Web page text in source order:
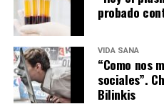
probado
VIDA SANA
“Como nos
sociales”.
Bilinkis